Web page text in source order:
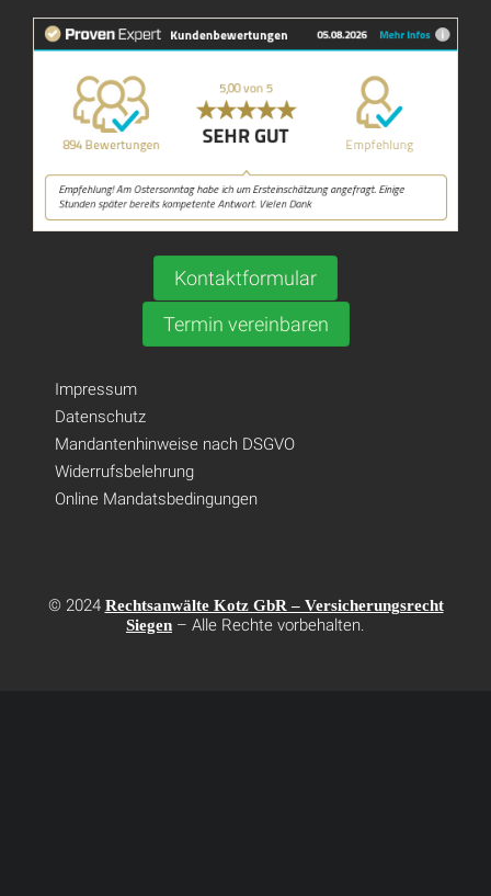
Kontaktformular
Termin vereinbaren
Impressum
Datenschutz
Mandantenhinweise nach DSGVO
Widerrufsbelehrung
Online Mandatsbedingungen
© 2024 Rechtsanwälte Kotz GbR – Versicherungsrecht
Siegen – Alle Rechte vorbehalten.